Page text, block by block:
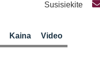
Susisiekite
Kaina Video